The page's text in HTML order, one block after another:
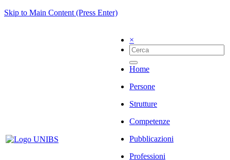
Skip to Main Content (Press Enter)
×
Home
Persone
Strutture
Competenze
Pubblicazioni
Professioni